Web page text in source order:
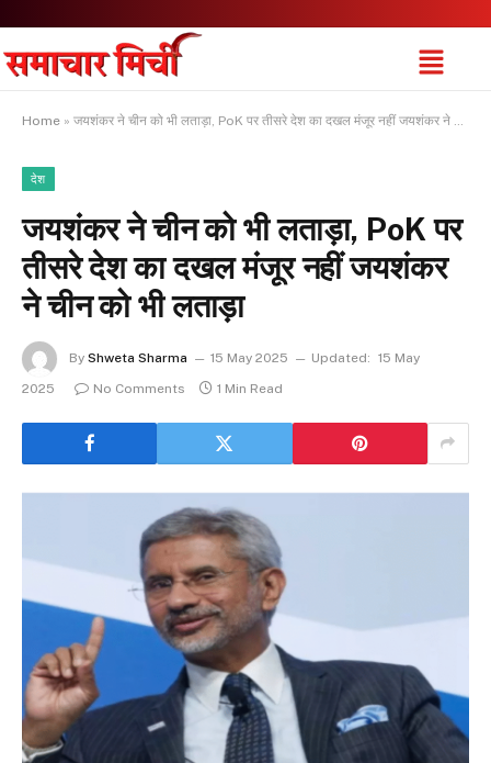
Home » जयशंकर ने चीन को भी लताड़ा, PoK पर तीसरे देश का दखल मंजूर नहीं जयशंकर ने चीन को भी लताड़ा
देश
जयशंकर ने चीन को भी लताड़ा, PoK पर
तीसरे देश का दखल मंजूर नहीं जयशंकर
ने चीन को भी लताड़ा
By Shweta Sharma 15 May 2025 Updated: 15 May
2025
No Comments 1 Min Read